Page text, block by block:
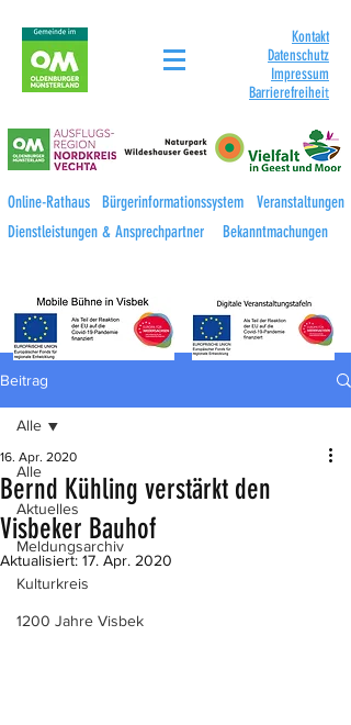
Kontakt
Datenschutz
Impressum
Barrierefreiheit
Online-Rathaus Bürgerinformationssystem
Veranstaltungen
Dienstleistungen & Ansprechpartner
Bekanntmachungen
Beitrag
Alle
Aktuelles
Meldungsarchiv
Kulturkreis
1200 Jahre Visbek
Alle
Bernd Kühling verstärkt den
Visbeker Bauhof
16. Apr. 2020
Aktualisiert: 17. Apr. 2020